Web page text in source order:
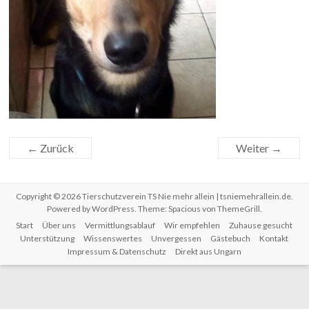
← Zurück Weiter →
Copyright © 2026Tierschutzverein TS Nie mehr allein | tsniemehrallein.de.
Powered byWordPress. Theme: Spacious von ThemeGrill.
Start
Über uns Vermittlungsablauf Wir empfehlen
Zuhause gesucht
Unterstützung
Wissenswertes Unvergessen Gästebuch
Kontakt
Impressum & Datenschutz
Direkt aus Ungarn